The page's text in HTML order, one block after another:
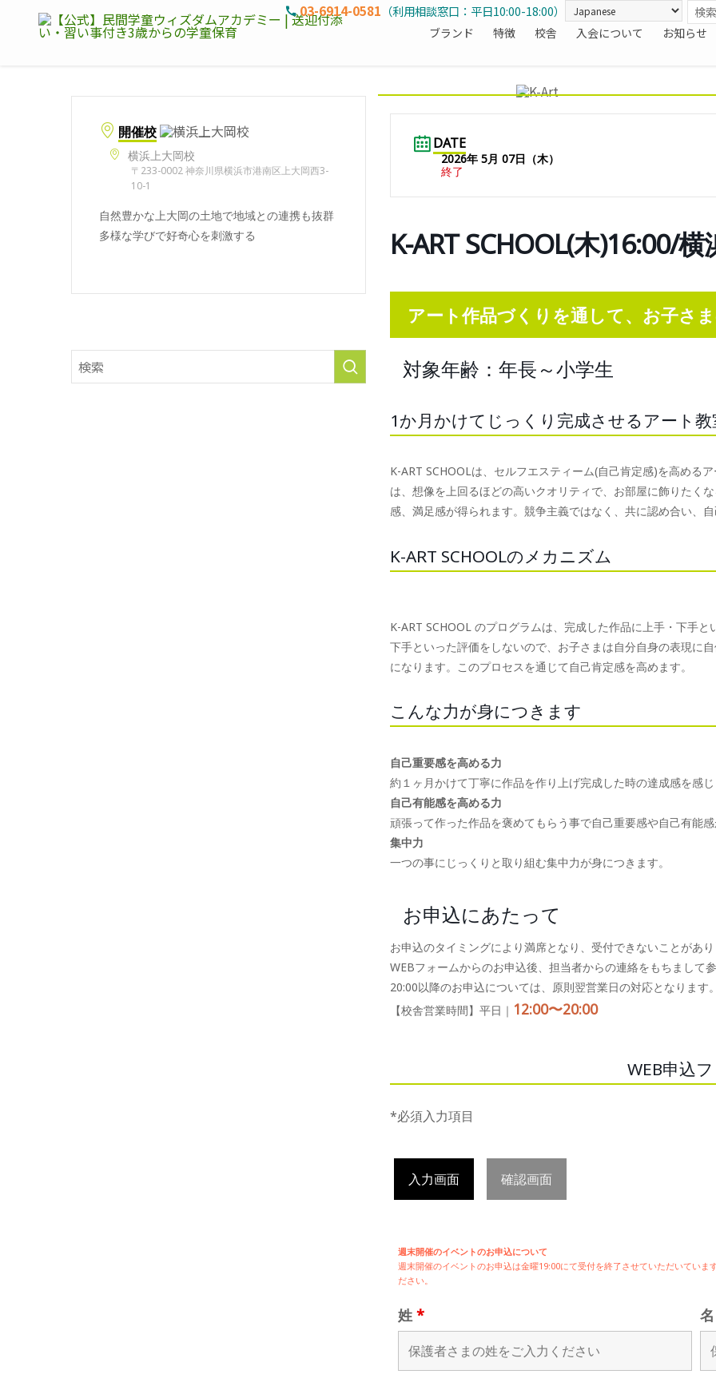
ブランド 特徴 校舎 入会について お知らせ
03-6914-0581 （利用相談窓口：平日10:00-18:00）
開催校
横浜上大岡校
〒233-0002 神奈川県横浜市港南区上大岡西3-
10-1
自然豊かな上大岡の土地で地域との連携も抜群
多様な学びで好奇心を刺激する
DATE
2026年 5月 07日（木）
終了
K-ART SCHOOL(木)16:00/
アート作品づくりを通して、お子さ
対象年齢：年長～小学生
1か月かけてじっくり完成させるアート教
K-ART SCHOOLは、セルフエスティーム(自己肯定感)を高める
は、想像を上回るほどの高いクオリティで、お部屋に飾りたく
感、満足感が得られます。競争主義ではなく、共に認め合い、自
K-ART SCHOOLのメカニズム
K-ART SCHOOL のプログラムは、完成した作品に上手・下手
下手といった評価をしないので、お子さまは自分自身の表現に
になります。このプロセスを通じて自己肯定感を高めます。
こんな力が身につきます
自己重要感を高める力
約１ヶ月かけて丁寧に作品を作り上げ完成した時の達成感を感じ
自己有能感を高める力
頑張って作った作品を褒めてもらう事で自己重要感や自己有能感
集中力
一つの事にじっくりと取り組む集中力が身につきます。
お申込にあたって
お申込のタイミングにより満席となり、受付できないことがあ
WEBフォームからのお申込後、担当者からの連絡をもちまして参
20:00以降のお申込については、原則翌営業日の対応となります。
【校舎営業時間】平日｜ 12:00〜20:00
WEB申込
*必須入力項目
入力画面 確認画面
週末開催のイベントのお申込について
週末開催のイベントのお申込は金曜19:00にて受付を終了させていただいていま
ださい。
姓 *